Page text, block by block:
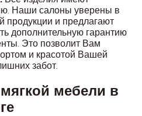
Наши салоны уверены в
продукции и предлагают
дополнительную гарантию
Это позволит Вам
и красотой Вашей
забот.
мебели в